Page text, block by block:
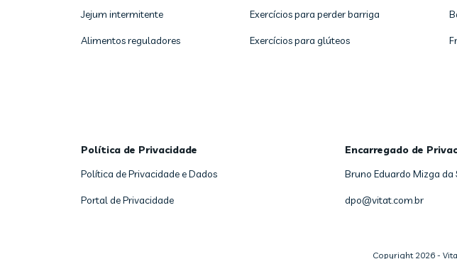
Jejum intermitente
Alimentos reguladores
Exercícios para perder barriga
Exercícios para glúteos
Política de Privacidade
Política de Privacidade e Dados
Portal de Privacidade
Encarregado de
Bruno Eduardo Mizga da
dpo@vitat.com.br
Copyright 2026-